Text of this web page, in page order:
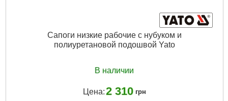
Сапоги низкие рабочие с нубуком и
полиуретановой подошвой Yato
В наличии
Цена:2 310 грн